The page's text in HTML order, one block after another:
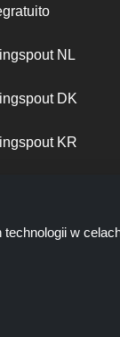
NL
DK
KR
w